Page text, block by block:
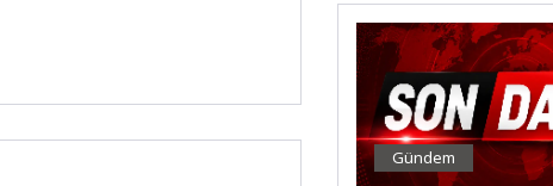
Gündem